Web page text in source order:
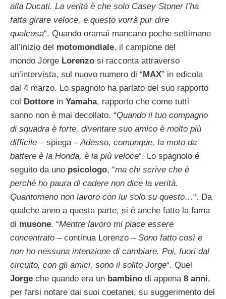
alla Ducati. La verità è che solo Casey Stoner l’ha
fatta girare veloce, e questo vorrà pur dire
qualcosa“. Quando oramai mancano poche settimane
all’inizio del motomondiale, il campione del
mondo Jorge Lorenzo si racconta attraverso
un’intervista, sul nuovo numero di “MAX” in edicola
dal 4 marzo. Lo spagnolo ha parlato del suo rapporto
col Dottore in Yamaha, rapporto che come tutti
sanno non è mai decollato. “Quando il tuo compagno
di squadra è forte, diventare suo amico è molto più
difficile – spiega –Adesso, comunque, la moto da
battere è la Honda, è la più veloce“. Lo spagnolo é
seguito da uno psicologo, “ma chi scrive che è
perché ho paura di cadere non dice la verità.
Quantomeno non lavoro con lui solo su questo…“. Da
qualche anno a questa parte, si è anche fatto la fama
di musone. “Mentre lavoro mi piace essere
concentrato –continua Lorenzo – Sono fatto così e
non ho nessuna intenzione di cambiare. Poi, fuori dal
circuito, con gli amici, sono il solito Jorge“. Quel
Jorge che quando era un bambino di appena 8 anni,
per farsi notare dai suoi coetanei, su suggerimento del